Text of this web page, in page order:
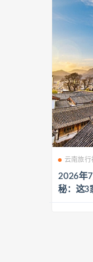
云南旅行
2026年
秘：这3